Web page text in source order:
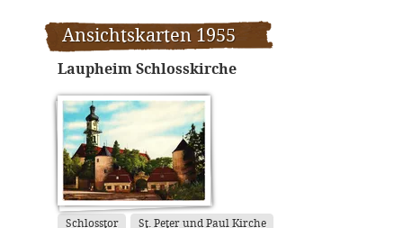
Ansichtskarten 1955
Laupheim Schlosskirche
Schlosstor St. Peter und Paul Kirche